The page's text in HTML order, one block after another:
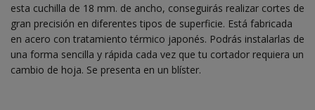
esta cuchilla de 18 mm. de ancho, conseguirás realizar cortes de
gran precisión en diferentes tipos de superficie. Está fabricada
en acero con tratamiento térmico japonés. Podrás instalarlas de
una forma sencilla y rápida cada vez que tu cortador requiera un
cambio de hoja. Se presenta en un blíster.